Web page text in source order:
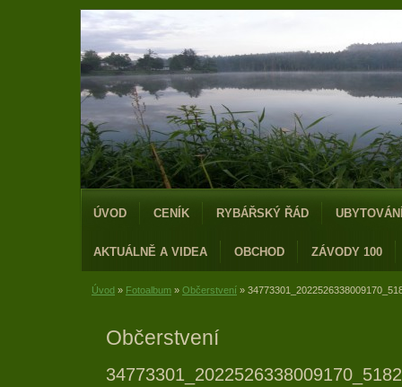
ÚVOD CENÍK RYBÁŘSKÝ ŘÁD
AKTUÁLNĚ A VIDEA OBCHOD ZÁVODY 100
Úvod » Fotoalbum » Občerstvení »
Občerstvení